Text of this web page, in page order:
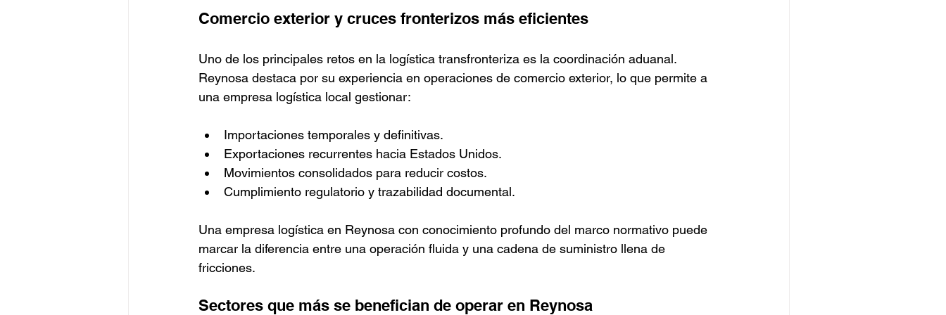
Comercio exterior y cruces fronterizos más eficientes
Uno de los principales retos en la logística transfronteriza es la coordinación aduanal.
Reynosa destaca por su experiencia en operaciones de comercio exterior, lo que permite a
una empresa logística local gestionar:
Importaciones temporales y definitivas.
Exportaciones recurrentes hacia Estados Unidos.
Movimientos consolidados para reducir costos.
Cumplimiento regulatorio y trazabilidad documental.
Una empresa logística en Reynosa con conocimiento profundo del marco normativo puede
marcar la diferencia entre una operación fluida y una cadena de suministro llena de
fricciones.
Sectores que más se benefician de operar en Reynosa